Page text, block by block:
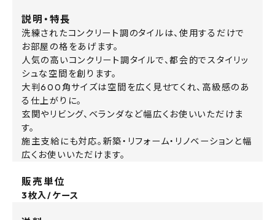
説明・特長
洗練されたコンクリート調のタイルは、使用するだけで
お部屋の格をあげます。
人気の高いコンクリート調タイルで、都会的でスタイリッ
シュな空間を創ります。
大判600角サイズは空間を広く見せてくれ、高級感のあ
る仕上がりに。
玄関やリビング、ベランダなど幅広くお使いいただけま
す。
施主支給にも対応。新築・リフォーム・リノベーションと幅
広くお使いいただけます。
販売単位
3枚入/ケース